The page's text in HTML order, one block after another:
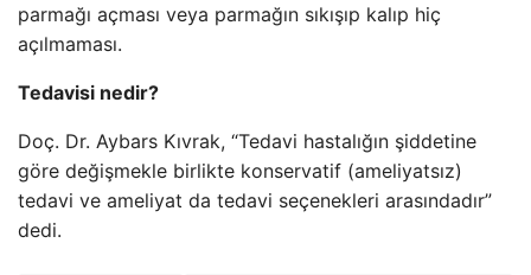
parmağı açması veya parmağın sıkışıp kalıp hiç
açılmaması.
Tedavisi nedir?
Doç. Dr. Aybars Kıvrak, “Tedavi hastalığın şiddetine
göre değişmekle birlikte konservatif (ameliyatsız)
tedavi ve ameliyat da tedavi seçenekleri arasındadır”
dedi.